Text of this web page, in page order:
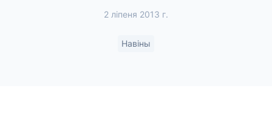
2 ліпеня 2013 г.
Навіны